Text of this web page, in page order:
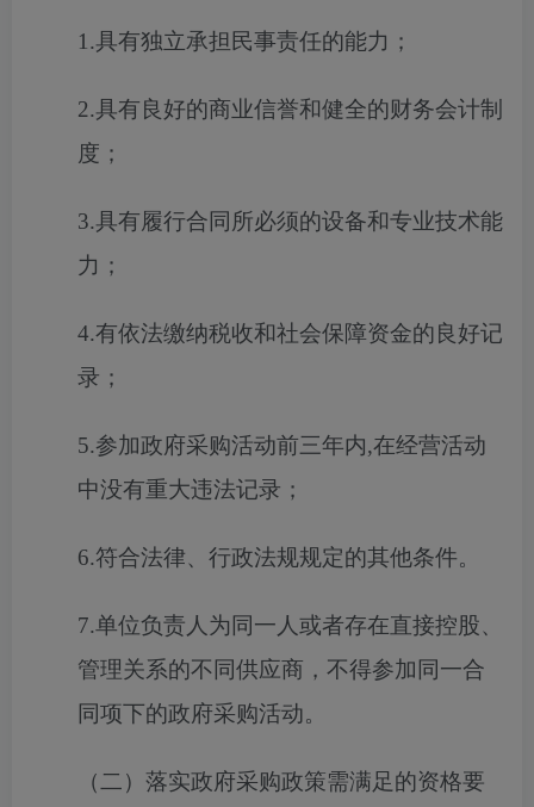
1.具有独立承担民事责任的能力；
2.具有良好的商业信誉和健全的财务会计制
度；
3.具有履行合同所必须的设备和专业技术能
力；
4.有依法缴纳税收和社会保障资金的良好记
录；
5.参加政府采购活动前三年内,在经营活动
中没有重大违法记录；
6.符合法律、行政法规规定的其他条件。
7.单位负责人为同一人或者存在直接控股、
管理关系的不同供应商，不得参加同一合
同项下的政府采购活动。
（二）落实政府采购政策需满足的资格要